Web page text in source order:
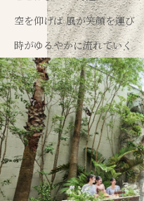
空を仰げば 風が笑顔を運び
時がゆるやかに流れていく